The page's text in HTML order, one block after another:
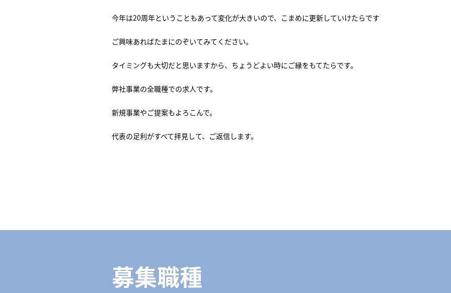
今年は20周年ということもあって変化が大きいので、こまめに更新していけたらです
ご興味あればたまにのぞいてみてください。
タイミングも大切だと思いますから、ちょうどよい時にご縁をもてたらです。
弊社事業の全職種での求人です。
新規事業やご提案もよろこんで。
代表の足利がすべて拝見して、ご返信します。
募集職種